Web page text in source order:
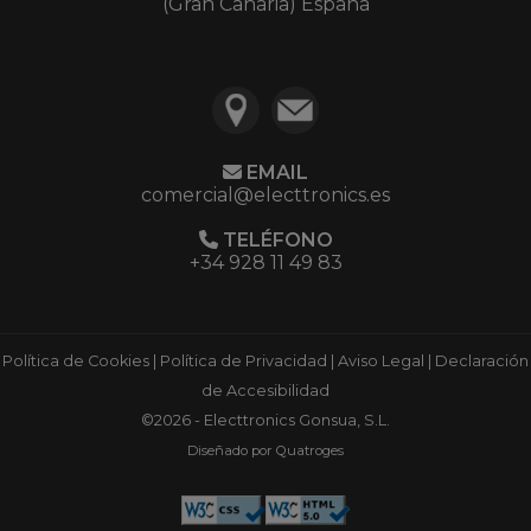
EMAIL
comercial@electtronics.es
TELÉFONO
+34 928 11 49 83
Política de Cookies Política de Privacidad Aviso Legal
Declaración
de Accesibilidad
©2026 - Electtronics Gonsua, S.L.
Diseñado por Quatroges